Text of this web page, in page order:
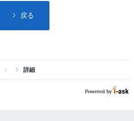
戻る
詳細